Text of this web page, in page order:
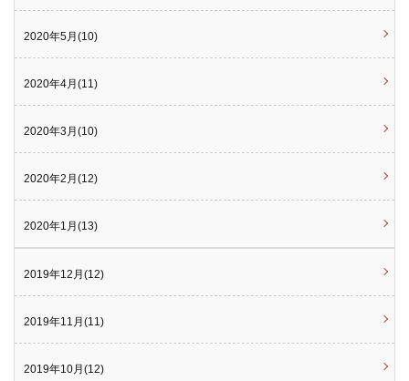
2020年5月(10)
2020年4月(11)
2020年3月(10)
2020年2月(12)
2020年1月(13)
2019年12月(12)
2019年11月(11)
2019年10月(12)